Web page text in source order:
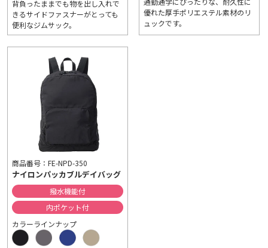
背負ったままでも物を出し入れで
きるサイドファスナーがとっても
便利なジムサック。
優れた厚手ポリエステル素材のリ
ュックです。
商品番号：FE-NPD-350
ナイロンパッカブルデイバッグ
撥水機能付
内ポケット付
カラーラインナップ